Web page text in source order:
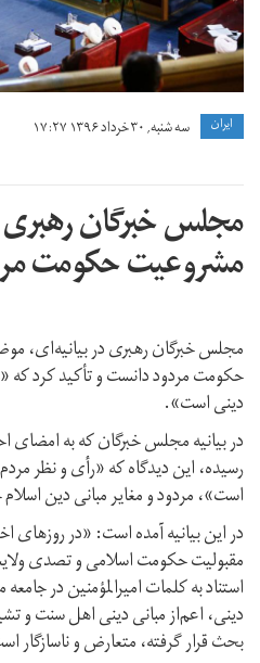
ايران سه شنبه, ۳۰ خرداد ۱۳۹۶ ۱۷:۲۷
مجلس خبرگان
مشروعیت حکومت
مجلس خبرگان رهبری در بیانیه‌ای،
حکومت مردود دانست و تأکید کرد که
دینی است».
در بیانیه مجلس خبرگان که به
رسیده، این دیدگاه که «رأی و نظر
است»، مردود و مغایر مبانی دین
در این بیانیه آمده است: «در روزهای
مقبولیت حکومت اسلامی و تصدی
استناد به کلمات امیرالمؤمنین در
دینی، اعم‌از مبانی دینی اهل سنت و
بحث قرار گرفته، متعارض و ناسازگار